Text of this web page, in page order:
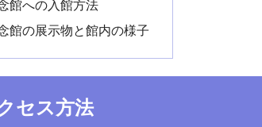
館への入館方法
館の展示物と館内の様子
セス方法